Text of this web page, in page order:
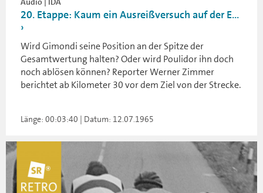
20. Etappe: Kaum ein Ausreißversuch auf der E...
Wird Gimondi seine Position an der Spitze der
Gesamtwertung halten? Oder wird Poulidor ihn doch
noch ablösen können? Reporter Werner Zimmer
berichtet ab Kilometer 30 vor dem Ziel von der Strecke.
Länge: 00:03:40 | Datum: 12.07.1965